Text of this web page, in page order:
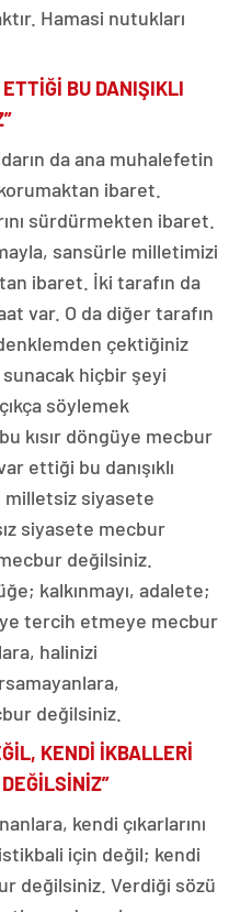
Hamasi nutukları
BU DANIŞIKLI
da ana muhalefetin
ibaret.
sürdürmekten ibaret.
sansürle milletimizi
ibaret. İki tarafın da
var. O da diğer tarafın
çektiğiniz
hiçbir şeyi
söylemek
kısır döngüye mecbur
ettiği bu danışıklı
milletsiz siyasete
siyasete mecbur
değilsiniz.
kalkınmayı, adalete;
tercih etmeye mecbur
halinizi
değilsiniz.
KENDİ İKBALLERİ
kendi çıkarlarını
için değil; kendi
değilsiniz. Verdiği sözü